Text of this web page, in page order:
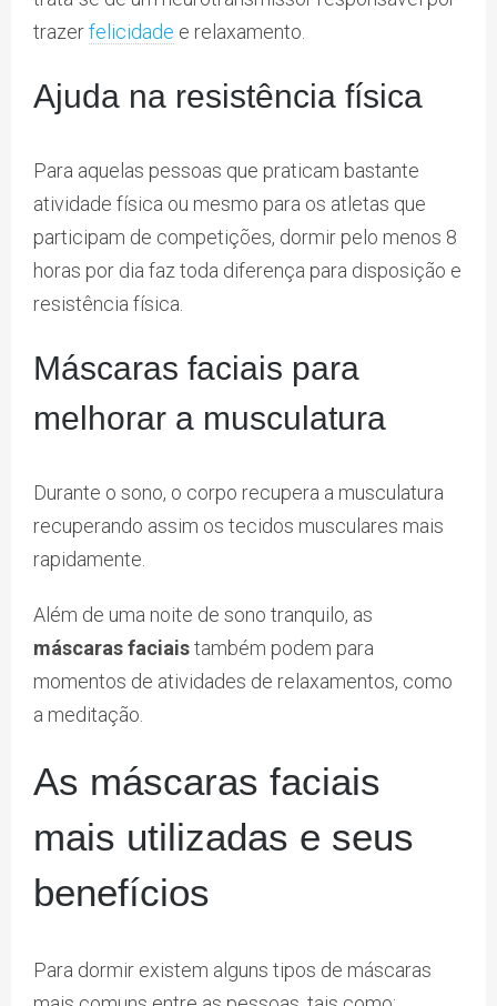
trazerfelicidade e relaxamento.
Ajuda na resistência física
Para aquelas pessoas que praticam bastante
atividade física ou mesmo para os atletas que
participam de competições, dormir pelo menos 8
horas por dia faz toda diferença para disposição e
resistência física.
Máscaras faciais para
melhorar a musculatura
Durante o sono, o corpo recupera a musculatura
recuperando assim os tecidos musculares mais
rapidamente.
Além de uma noite de sono tranquilo, as
máscaras faciaistambém podem para
momentos de atividades de relaxamentos, como
a meditação.
As máscaras faciais
mais utilizadas e seus
benefícios
Para dormir existem alguns tipos de máscaras